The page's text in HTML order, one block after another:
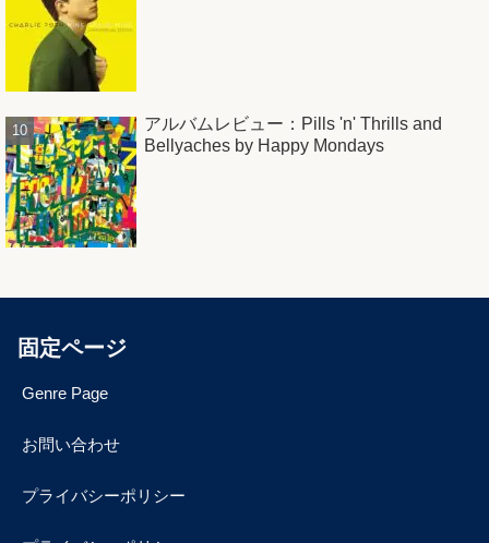
アルバムレビュー：Pills 'n' Thrills and
Bellyaches by Happy Mondays
固定ページ
Genre Page
お問い合わせ
プライバシーポリシー